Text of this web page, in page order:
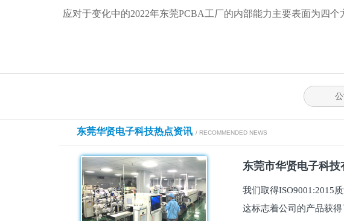
应对于变化中的2022年东莞PCBA工厂的内部能力主要表面为四个
东莞华贤电子科技热点资讯 / RECOMMENDED NEWS
东莞市华贤电子科技
我们取得ISO9001:2015
这标志着公司的产品获